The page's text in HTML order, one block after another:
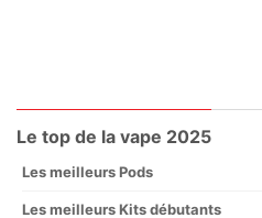
Le top de la vape 2025
Les meilleurs Pods
Les meilleurs Kits débutants